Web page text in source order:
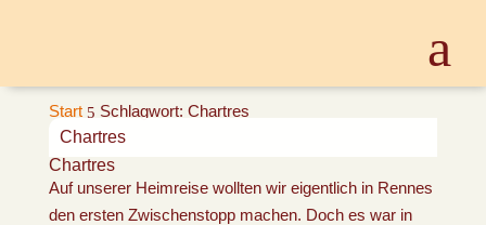
Start 5 Schlagwort: Chartres
Chartres
Chartres
Auf unserer Heimreise wollten wir eigentlich in Rennes
den ersten Zwischenstopp machen. Doch es war in